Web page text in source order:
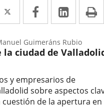
Twitter
Enlace
a
una
aplicación
externa.
Facebook
Enlace
a
una
aplicación
externa.
Enlace
a
una
la ciudad de
y empresarios de
sobre aspectos
de la apertura en
Guimeráns Rubio